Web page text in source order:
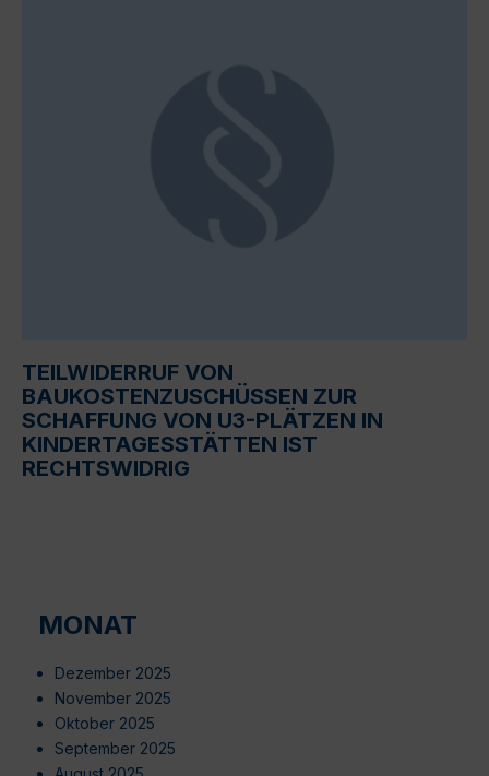
TEILWIDERRUF VON
BAUKOSTENZUSCHÜSSEN ZUR
SCHAFFUNG VON U3-PLÄTZEN IN
KINDERTAGESSTÄTTEN IST
RECHTSWIDRIG
MONAT
Dezember 2025
November 2025
Oktober 2025
September 2025